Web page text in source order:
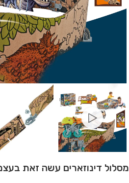
מסלול דינוזארים עשה זאת